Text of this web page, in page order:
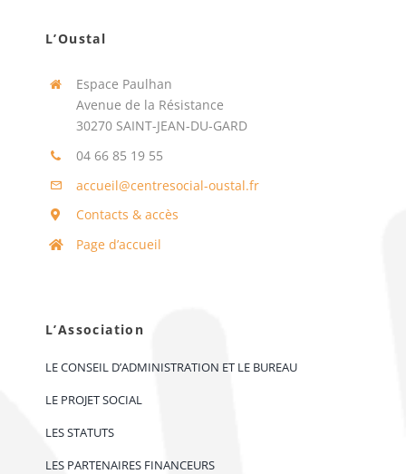
L’Oustal
Espace Paulhan
Avenue de la Résistance
30270 SAINT-JEAN-DU-GARD
04 66 85 19 55
accueil@centresocial-oustal.fr
Contacts & accès
Page d’accueil
L’Association
LE CONSEIL D’ADMINISTRATION ET LE BUREAU
LE PROJET SOCIAL
LES STATUTS
LES PARTENAIRES FINANCEURS